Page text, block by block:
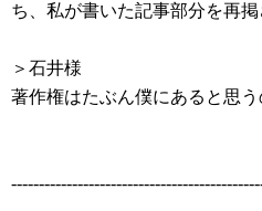
ち、私が書いた記事部分を再掲
＞石井様
著作権はたぶん僕にあると思う